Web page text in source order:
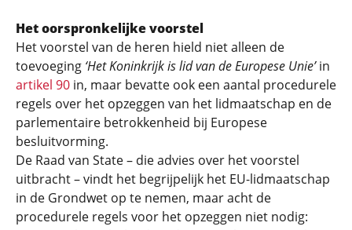
Het oorspronkelijke voorstel
Het voorstel van de heren hield niet alleen de
toevoeging ‘Het Koninkrijk is lid van de Europese Unie’in
artikel 90 in, maar bevatte ook een aantal procedurele
regels over het opzeggen van het lidmaatschap en de
parlementaire betrokkenheid bij Europese
besluitvorming.
De Raad van State – die advies over het voorstel
uitbracht – vindt het begrijpelijk het EU-lidmaatschap
in de Grondwet op te nemen, maar acht de
procedurele regels voor het opzeggen niet nodig: